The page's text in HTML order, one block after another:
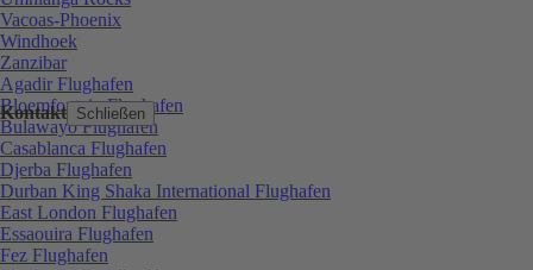
Kontakt Schließen
Vacoas-Phoenix
Windhoek
Zanzibar
Agadir Flughafen
Bloemfontein Flughafen
Bulawayo Flughafen
Casablanca Flughafen
Djerba Flughafen
Durban King Shaka International Flughafen
East London Flughafen
Essaouira Flughafen
Fez Flughafen